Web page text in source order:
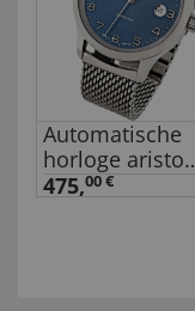
Automatische
horloge aristo
"Saphire"
475,00 €